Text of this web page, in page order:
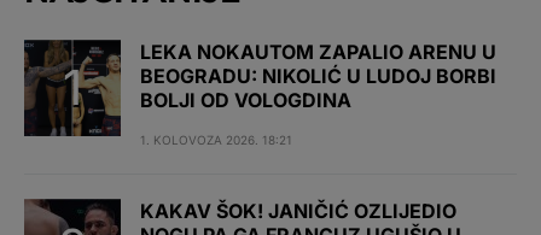
LEKA NOKAUTOM ZAPALIO ARENU U
BEOGRADU: NIKOLIĆ U LUDOJ BORBI
BOLJI OD VOLOGDINA
1. KOLOVOZA 2026. 18:21
KAKAV ŠOK! JANIČIĆ OZLIJEDIO